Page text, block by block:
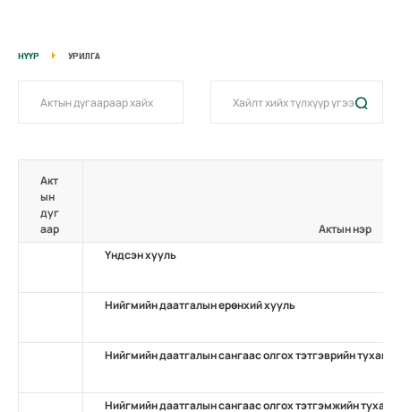
НҮҮР УРИЛГА
Акт
ын
дуг
аар
Актын нэр
Үндсэн хууль
Нийгмийн даатгалын ерөнхий хууль
Нийгмийн даатгалын сангаас олгох тэтгэврийн тухай
Нийгмийн даатгалын сангаас олгох тэтгэмжийн тухай